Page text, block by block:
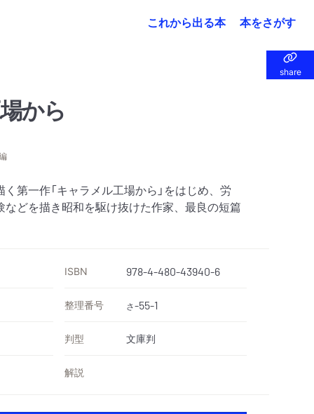
これから出る本 本をさがす
share
share
から
第一作「キャラメル工場から」をはじめ、労
どを描き昭和を駆け抜けた作家、最良の短篇
ISBN 978-4-480-43940-6
整理番号 さ-55-1
判型 文庫判
解説